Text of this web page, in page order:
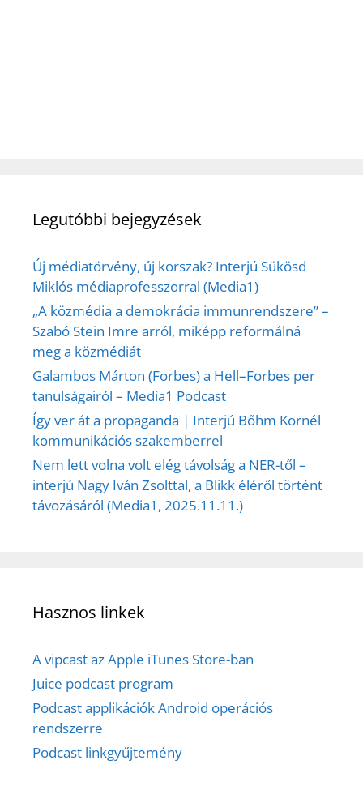
Legutóbbi bejegyzések
Új médiatörvény, új korszak? Interjú Sükösd
Miklós médiaprofesszorral (Media1)
„A közmédia a demokrácia immunrendszere” –
Szabó Stein Imre arról, miképp reformálná
meg a közmédiát
Galambos Márton (Forbes) a Hell–Forbes per
tanulságairól – Media1 Podcast
Így ver át a propaganda | Interjú Bőhm Kornél
kommunikációs szakemberrel
Nem lett volna volt elég távolság a NER-től –
interjú Nagy Iván Zsolttal, a Blikk éléről történt
távozásáról (Media1, 2025.11.11.)
Hasznos linkek
A vipcast az Apple iTunes Store-ban
Juice podcast program
Podcast applikációk Android operációs
rendszerre
Podcast linkgyűjtemény